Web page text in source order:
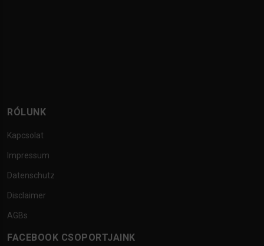
RÓLUNK
Kapcsolat
Impressum
Datenschutz
Disclaimer
AGBs
FACEBOOK CSOPORTJAINK